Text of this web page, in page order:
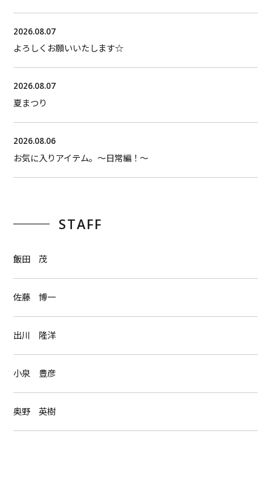
2026.08.07
よろしくお願いいたします☆
2026.08.07
夏まつり
2026.08.06
お気に入りアイテム。〜日常編！〜
STAFF
飯田 茂
佐藤 博一
出川 隆洋
小泉 豊彦
奥野 英樹